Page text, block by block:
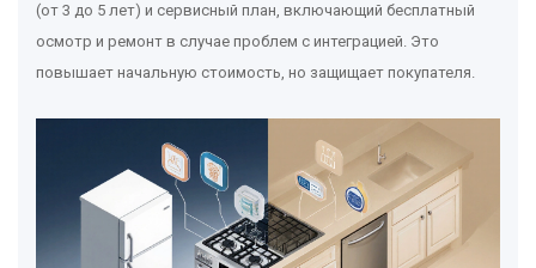
(от 3 до 5 лет) и сервисный план, включающий бесплатный
осмотр и ремонт в случае проблем с интеграцией. Это
повышает начальную стоимость, но защищает покупателя.